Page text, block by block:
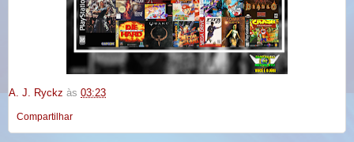
A. J. Ryckz às 03:23
Compartilhar